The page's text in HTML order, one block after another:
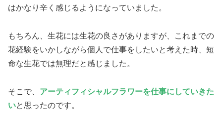
はかなり辛く感じるようになっていました。
もちろん、生花には生花の良さがありますが、これまでの
花経験をいかしながら個人で仕事をしたいと考えた時、短
命な生花では無理だと感じました。
そこで、 アーティフィシャルフラワーを仕事にしていきた
いと思ったのです。